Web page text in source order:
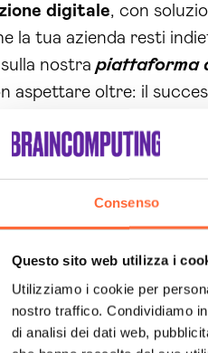
Consenso
Questo sito web utilizza i
Utilizziamo i cookie per
nostro traffico. Condividiamo
di analisi dei dati web,
digitale, con
la tua azienda resti
nostrapiattaforma
aspettare oltre: il
e raggiungere